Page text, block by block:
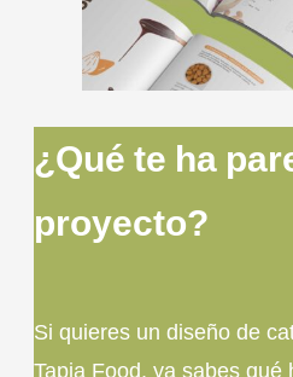
¿Qué te ha
proyecto?
Si quieres un diseño de
Tapia Food, ya sabes